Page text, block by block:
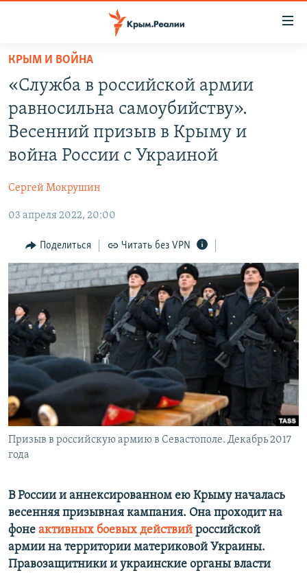
Вернуться
основному
содержанию
Вернутся
главной
Вернутся
СПЕЦПРОЕКТЫ
КАРТА ВОЕННЫХ ОБЪЕКТОВ КРЫМА
ВОДА
ИСТОРИЯ
ИНТЕРАКТИВ
ИНФОГРАФИКА
ТЕЛЕПРОЕКТ КРЫМ.РЕАЛИИ
СОВЕТЫ ПРАВОЗАЩИТНИКОВ
ПРОПАВШИЕ БЕЗ ВЕСТИ
ПОБЕДИТЕЛЕЙ НЕ СУДЯТ?
КРЫМ.НЕПОКОРЕННЫЙ
ELIFBE
УКРАИНСКАЯ ПРОБЛЕМА КРЫМА
РАДІО СВОБОДА
КАК ОБОЙТИ БЛОКИРОВКУ
Qırımtatar
ПРИСОЕДИНЯЙТЕСЬ!
Все сайты RFE/RL
КРЫМ И ВОЙНА
«Служба в российской армии
равносильна самоубийству».
Весенний призыв в Крыму и
война России с Украиной
Сергей Мокрушин
03 апреля 2022, 20:00
Поделиться Читать без VPN
Призыв в российскую армию в Севастополе. Декабрь 2017
года
В России и аннексированном ею Крыму началась
весенняя призывная кампания. Она проходит на
фоне активных боевых действий российской
армии на территории материковой Украины.
Правозащитники и украинские органы власти